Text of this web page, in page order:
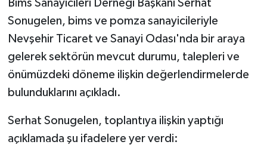
Bims Sanayicileri Derneği Başkanı Serhat
Sonugelen, bims ve pomza sanayicileriyle
Nevşehir Ticaret ve Sanayi Odası'nda bir araya
gelerek sektörün mevcut durumu, talepleri ve
önümüzdeki döneme ilişkin değerlendirmelerde
bulunduklarını açıkladı.
Serhat Sonugelen, toplantıya ilişkin yaptığı
açıklamada şu ifadelere yer verdi: